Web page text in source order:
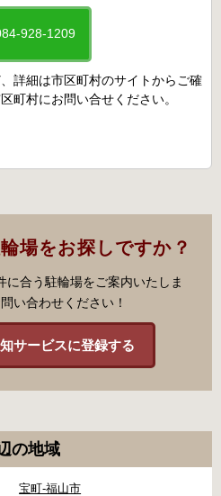
928-1209
詳細は市区町村のサイトからご確
町村にお問い合せください。
場をお探しですか？
に合う駐輪場をご案内いたしま
い合わせください！
サービスに登録する
の地域
宝町-福山市